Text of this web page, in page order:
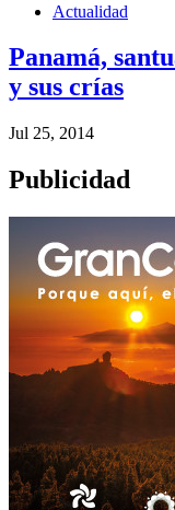
Actualidad
Panamá,
y sus crías
Jul 25, 2014
Publicidad